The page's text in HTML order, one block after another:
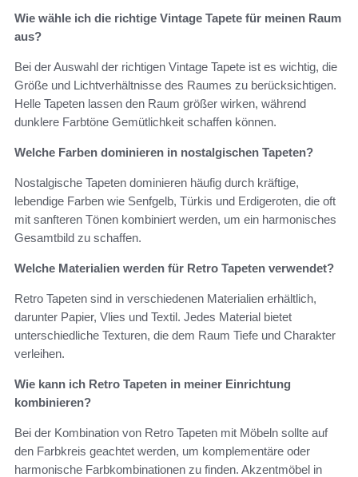
Wie wähle ich die richtige Vintage Tapete für meinen Raum
aus?
Bei der Auswahl der richtigen Vintage Tapete ist es wichtig, die
Größe und Lichtverhältnisse des Raumes zu berücksichtigen.
Helle Tapeten lassen den Raum größer wirken, während
dunklere Farbtöne Gemütlichkeit schaffen können.
Welche Farben dominieren in nostalgischen Tapeten?
Nostalgische Tapeten dominieren häufig durch kräftige,
lebendige Farben wie Senfgelb, Türkis und Erdigeroten, die oft
mit sanfteren Tönen kombiniert werden, um ein harmonisches
Gesamtbild zu schaffen.
Welche Materialien werden für Retro Tapeten verwendet?
Retro Tapeten sind in verschiedenen Materialien erhältlich,
darunter Papier, Vlies und Textil. Jedes Material bietet
unterschiedliche Texturen, die dem Raum Tiefe und Charakter
verleihen.
Wie kann ich Retro Tapeten in meiner Einrichtung
kombinieren?
Bei der Kombination von Retro Tapeten mit Möbeln sollte auf
den Farbkreis geachtet werden, um komplementäre oder
harmonische Farbkombinationen zu finden. Akzentmöbel in